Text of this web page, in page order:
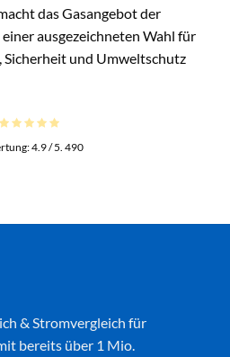
das Gasangebot der
ausgezeichneten Wahl für
und Umweltschutz
4.9/ 5. 490
& Stromvergleich für
bereits über 1 Mio.